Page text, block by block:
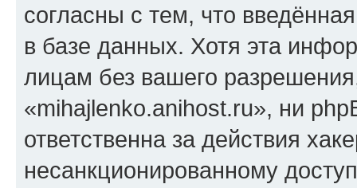
согласны с тем, что
в базе данных. Хотя эта
лицам без вашего
«mihajlenko.anihost.ru», ни
ответственна за действия
несанкционированному